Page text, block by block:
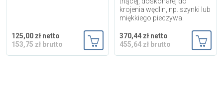
125,00 zł netto
153,75 zł brutto
Dodaj do koszyka
krojenia wędlin, np. szynki lub
miękkiego pieczywa.
370,44 zł netto
455,64 zł brutto